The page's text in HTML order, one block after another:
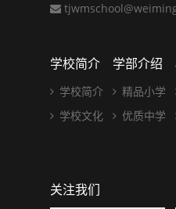
学校简介
学校简介
学校文化
学部介绍
精品小学
优质中学
关注我们